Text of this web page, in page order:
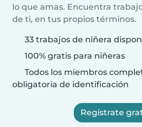
lo que amas. Encuentra
de ti, en tus propios términos.
33 trabajos de niñera
100% gratis para niñeras
Todos los miembros
obligatoria de identificación
Regístrate